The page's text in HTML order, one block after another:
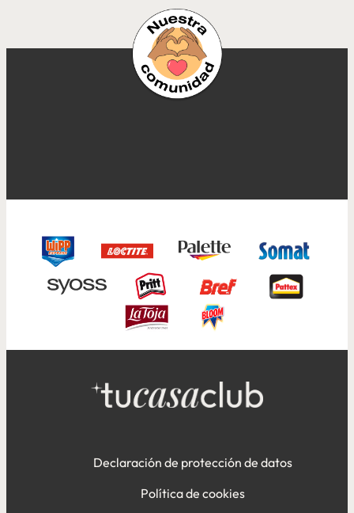
yoga
Cómo limpiar un bolso de piel
Declaración de protección de datos
Política de cookies